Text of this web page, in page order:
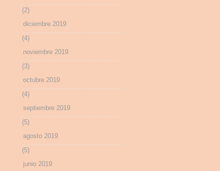
(2)
diciembre 2019
(4)
noviembre 2019
(3)
octubre 2019
(4)
septiembre 2019
(5)
agosto 2019
(5)
junio 2019